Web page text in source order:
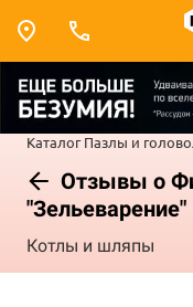
Каталог Пазлы и
Отзывы о
"Зельеварение"
Котлы и шляпы